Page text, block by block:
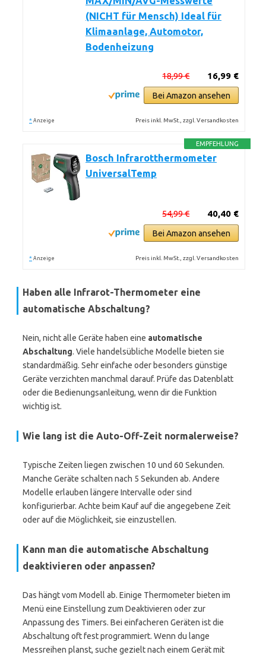
(NICHT für Mensch) Ideal für
Klimaanlage, Automotor,
Bodenheizung
16,99 €
18,99 €
Bei Amazon ansehen
* Anzeige Preis inkl. MwSt., zzgl. Versandkosten
EMPFEHLUNG
Bosch Infrarotthermometer
UniversalTemp
40,40 €
54,99 €
Bei Amazon ansehen
* Anzeige Preis inkl. MwSt., zzgl. Versandkosten
Haben alle Infrarot-Thermometer eine
automatische Abschaltung?
Nein, nicht alle Geräte haben eine automatische
Abschaltung. Viele handelsübliche Modelle bieten sie
standardmäßig. Sehr einfache oder besonders günstige
Geräte verzichten manchmal darauf. Prüfe das Datenblatt
oder die Bedienungsanleitung, wenn dir die Funktion
wichtig ist.
Wie lang ist die Auto-Off-Zeit normalerweise?
Typische Zeiten liegen zwischen 10 und 60 Sekunden.
Manche Geräte schalten nach 5 Sekunden ab. Andere
Modelle erlauben längere Intervalle oder sind
konfigurierbar. Achte beim Kauf auf die angegebene Zeit
oder auf die Möglichkeit, sie einzustellen.
Kann man die automatische Abschaltung
deaktivieren oder anpassen?
Das hängt vom Modell ab. Einige Thermometer bieten im
Menü eine Einstellung zum Deaktivieren oder zur
Anpassung des Timers. Bei einfacheren Geräten ist die
Abschaltung oft fest programmiert. Wenn du lange
Messreihen planst, suche gezielt nach einem Gerät mit